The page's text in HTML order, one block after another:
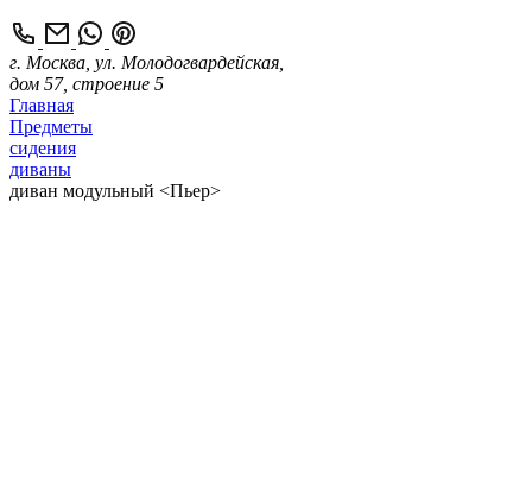
г. Москва, ул. Молодогвардейская,
дом 57, строение 5
Главная
Предметы
сидения
диваны
диван модульный <Пьер>